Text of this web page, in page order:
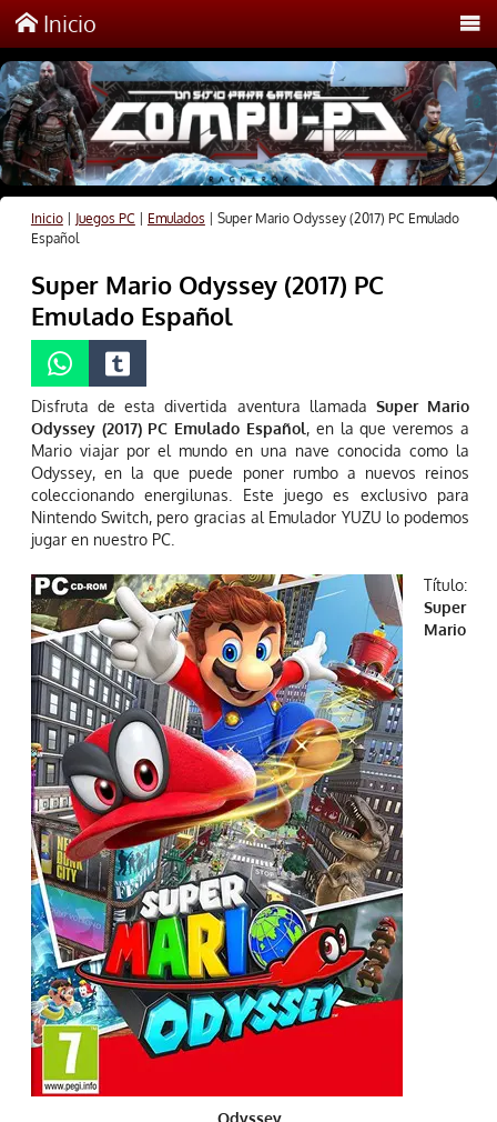
Inicio
Inicio| Juegos PC Emulados
Super Mario Odyssey (2017) PC Emulado
Español
Super Mario Odyssey (2017) PC
Emulado Español
Disfruta de esta divertida aventura llamada Super Mario
Odyssey (2017) PC Emulado Español, en la que veremos a
Mario viajar por el mundo en una nave conocida como la
Odyssey, en la que puede poner rumbo a nuevos reinos
coleccionando energilunas. Este juego es exclusivo para
Nintendo Switch, pero gracias al Emulador YUZU lo podemos
jugar en nuestro PC.
Título:
Super
Mario